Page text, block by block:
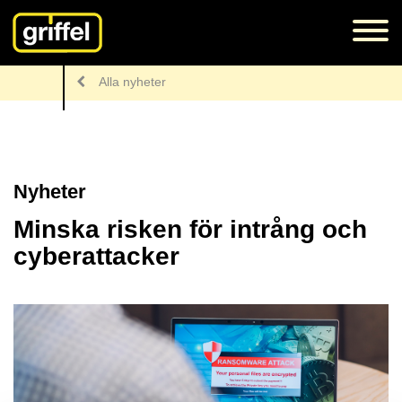
Nyheter
Alla nyheter
Minska risken för intrång och
cyberattacker